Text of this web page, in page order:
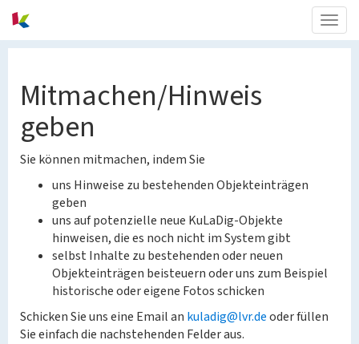
Mitmachen/Hinweis
geben
Sie können mitmachen, indem Sie
uns Hinweise zu bestehenden Objekteinträgen
geben
uns auf potenzielle neue KuLaDig-Objekte
hinweisen, die es noch nicht im System gibt
selbst Inhalte zu bestehenden oder neuen
Objekteinträgen beisteuern oder uns zum Beispiel
historische oder eigene Fotos schicken
Schicken Sie uns eine Email an kuladig@lvr.deoder füllen
Sie einfach die nachstehenden Felder aus.